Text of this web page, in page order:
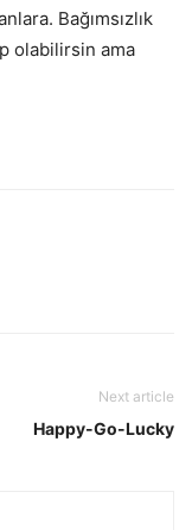
Bağımsızlık
olabilirsin ama
Next article
Happy-Go-Lucky